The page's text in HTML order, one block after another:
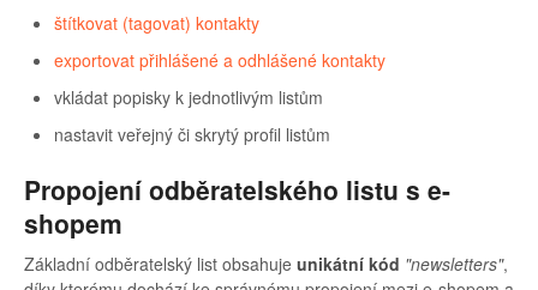
štítkovat (tagovat) kontakty
exportovat přihlášené a odhlášené kontakty
vkládat popisky k jednotlivým listům
nastavit veřejný či skrytý profil listům
Propojení odběratelského listu s e-
shopem
Základní odběratelský list obsahuje unikátní kód "newsletters",